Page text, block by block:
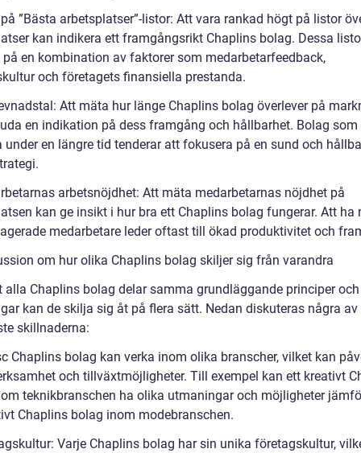
”Bästa arbetsplatser”-listor: Att vara rankad högt på listor
kan indikera ett framgångsrikt Chaplins bolag. Dessa
på en kombination av faktorer som medarbetarfeedback,
och företagets finansiella prestanda.
Att mäta hur länge Chaplins bolag överlever på
en indikation på dess framgång och hållbarhet. Bolag
under en längre tid tenderar att fokusera på en sund och
arbetsnöjdhet: Att mäta medarbetarnas nöjdhet på
kan ge insikt i hur bra ett Chaplins bolag fungerar. Att ha
medarbetare leder oftast till ökad produktivitet och
om hur olika Chaplins bolag skiljer sig från varandra
alla Chaplins bolag delar samma grundläggande principer och
kan de skilja sig åt på flera sätt. Nedan diskuteras några av
skillnaderna:
Chaplins bolag kan verka inom olika branscher, vilket kan
och tillväxtmöjligheter. Till exempel kan ett kreativt
teknikbranschen ha olika utmaningar och möjligheter
Chaplins bolag inom modebranschen.
Varje Chaplins bolag har sin unika företagskultur,